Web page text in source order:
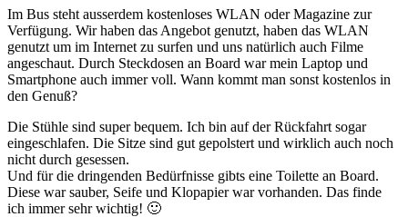
Im Bus steht ausserdem kostenloses WLAN oder Magazine zur
Verfügung. Wir haben das Angebot genutzt, haben das WLAN
genutzt um im Internet zu surfen und uns natürlich auch Filme
angeschaut. Durch Steckdosen an Board war mein Laptop und
Smartphone auch immer voll. Wann kommt man sonst kostenlos in
den Genuß?
Die Stühle sind super bequem. Ich bin auf der Rückfahrt sogar
eingeschlafen. Die Sitze sind gut gepolstert und wirklich auch noch
nicht durch gesessen.
Und für die dringenden Bedürfnisse gibts eine Toilette an Board.
Diese war sauber, Seife und Klopapier war vorhanden. Das finde
ich immer sehr wichtig! 🙂